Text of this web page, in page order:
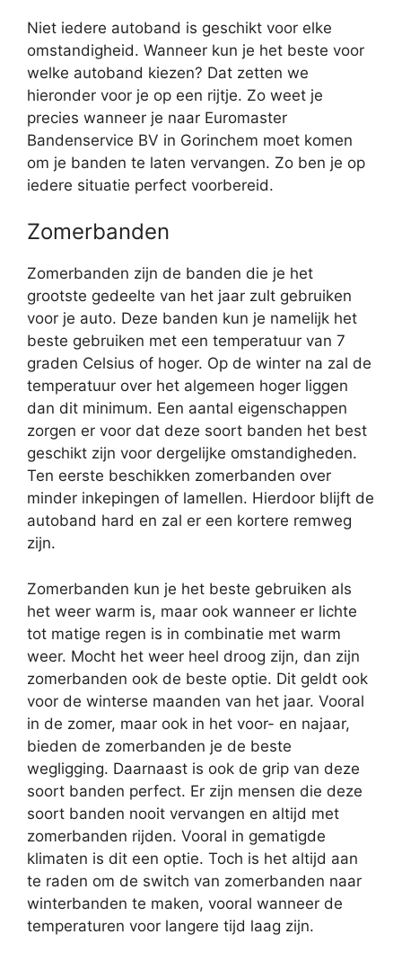
Niet iedere autoband is geschikt voor elke
omstandigheid. Wanneer kun je het beste voor
welke autoband kiezen? Dat zetten we
hieronder voor je op een rijtje. Zo weet je
precies wanneer je naar Euromaster
Bandenservice BV in Gorinchem moet komen
om je banden te laten vervangen. Zo ben je op
iedere situatie perfect voorbereid.
Zomerbanden
Zomerbanden zijn de banden die je het
grootste gedeelte van het jaar zult gebruiken
voor je auto. Deze banden kun je namelijk het
beste gebruiken met een temperatuur van 7
graden Celsius of hoger. Op de winter na zal de
temperatuur over het algemeen hoger liggen
dan dit minimum. Een aantal eigenschappen
zorgen er voor dat deze soort banden het best
geschikt zijn voor dergelijke omstandigheden.
Ten eerste beschikken zomerbanden over
minder inkepingen of lamellen. Hierdoor blijft de
autoband hard en zal er een kortere remweg
zijn.
Zomerbanden kun je het beste gebruiken als
het weer warm is, maar ook wanneer er lichte
tot matige regen is in combinatie met warm
weer. Mocht het weer heel droog zijn, dan zijn
zomerbanden ook de beste optie. Dit geldt ook
voor de winterse maanden van het jaar. Vooral
in de zomer, maar ook in het voor- en najaar,
bieden de zomerbanden je de beste
wegligging. Daarnaast is ook de grip van deze
soort banden perfect. Er zijn mensen die deze
soort banden nooit vervangen en altijd met
zomerbanden rijden. Vooral in gematigde
klimaten is dit een optie. Toch is het altijd aan
te raden om de switch van zomerbanden naar
winterbanden te maken, vooral wanneer de
temperaturen voor langere tijd laag zijn.